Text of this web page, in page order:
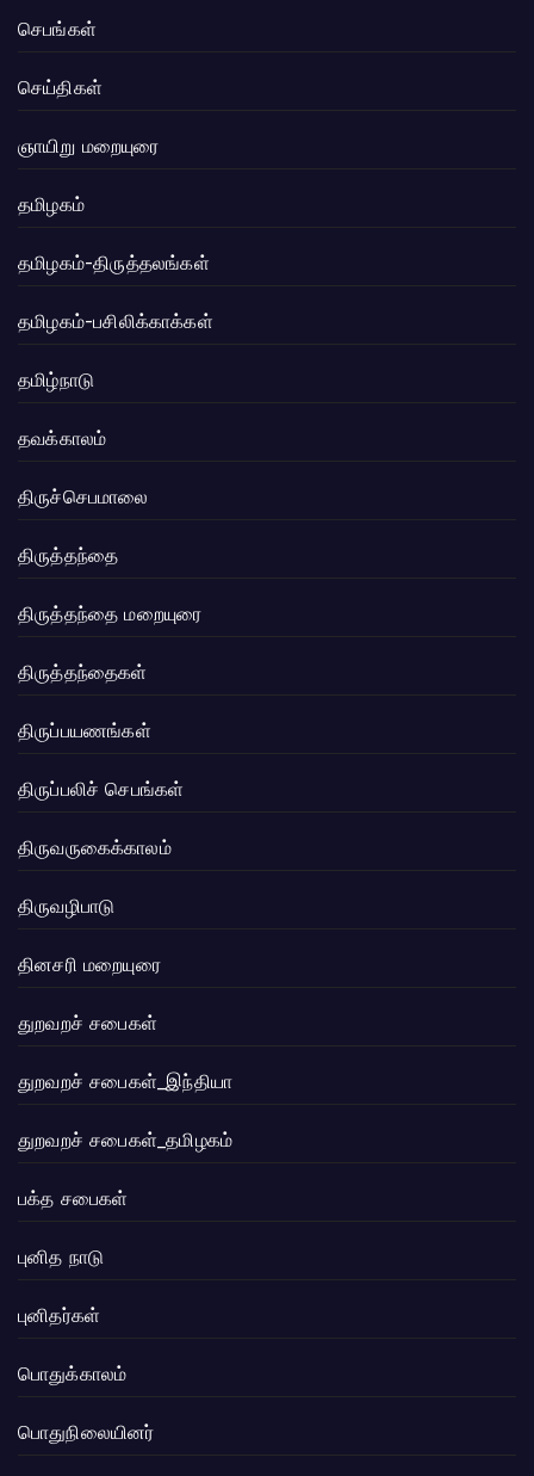
செபங்கள்
செய்திகள்
ஞாயிறு மறையுரை
தமிழகம்
தமிழகம்-திருத்தலங்கள்
தமிழகம்-பசிலிக்காக்கள்
தமிழ்நாடு
தவக்காலம்
திருச்செபமாலை
திருத்தந்தை
திருத்தந்தை மறையுரை
திருத்தந்தைகள்
திருப்பயணங்கள்
திருப்பலிச் செபங்கள்
திருவருகைக்காலம்
திருவழிபாடு
தினசரி மறையுரை
துறவறச் சபைகள்
துறவறச் சபைகள்_இந்தியா
துறவறச் சபைகள்_தமிழகம்
பக்த சபைகள்
புனித நாடு
புனிதர்கள்
பொதுக்காலம்
பொதுநிலையினர்